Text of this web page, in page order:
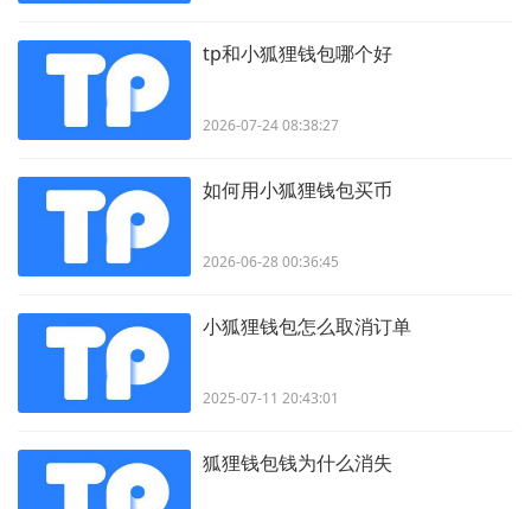
tp和小狐狸钱包哪个好
2026-07-24 08:38:27
如何用小狐狸钱包买币
2026-06-28 00:36:45
小狐狸钱包怎么取消订单
2025-07-11 20:43:01
狐狸钱包钱为什么消失